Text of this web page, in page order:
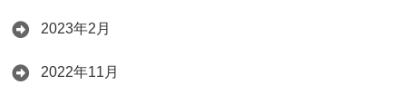
2023年2月
2022年11月